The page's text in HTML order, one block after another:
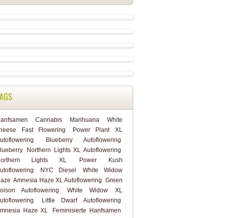
Cannabis Marihuana
White
Fast Flowering
Power Plant XL
Blueberry Autoflowering
Northern Lights XL Autoflowering
Lights XL
Power Kush
NYC Diesel
White Widow
Amnesia Haze XL Autoflowering Green
Autoflowering
White Widow XL
Little Dwarf Autoflowering
Haze XL
Feminisierte Hanfsamen